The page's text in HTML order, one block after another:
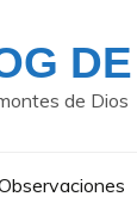
de Dios